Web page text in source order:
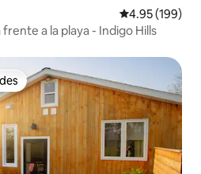
Calificación
4.95 (199)
frente a la playa - Indigo Hills
preferido